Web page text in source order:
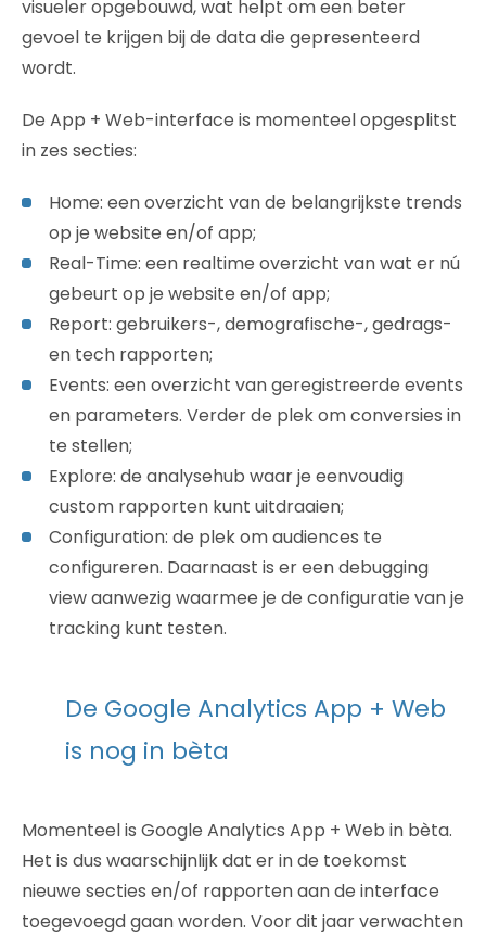
visueler opgebouwd, wat helpt om een beter
gevoel te krijgen bij de data die gepresenteerd
wordt.
De App + Web-interface is momenteel opgesplitst
in zes secties:
Home: een overzicht van de belangrijkste trends
op je website en/of app;
Real-Time: een realtime overzicht van wat er nú
gebeurt op je website en/of app;
Report: gebruikers-, demografische-, gedrags-
en tech rapporten;
Events: een overzicht van geregistreerde events
en parameters. Verder de plek om conversies in
te stellen;
Explore: de analysehub waar je eenvoudig
custom rapporten kunt uitdraaien;
Configuration: de plek om audiences te
configureren. Daarnaast is er een debugging
view aanwezig waarmee je de configuratie van je
tracking kunt testen.
De Google Analytics App + Web
is nog in bèta
Momenteel is Google Analytics App + Web in bèta.
Het is dus waarschijnlijk dat er in de toekomst
nieuwe secties en/of rapporten aan de interface
toegevoegd gaan worden. Voor dit jaar verwachten